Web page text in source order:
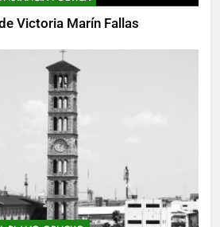
Victoria Marín Fallas